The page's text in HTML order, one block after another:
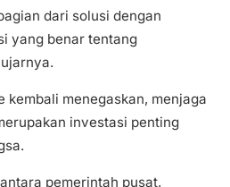
dari solusi dengan
yang benar tentang
kembali menegaskan, menjaga
investasi penting
pemerintah pusat,